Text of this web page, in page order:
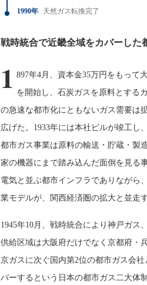
1990年 天然ガス転換完了
戦時統合で近畿全域をカバーした
1 897年4月、資本金35万円をもって
を開始し、石炭ガスを原料とする
の急速な都市化にともないガス需要は
広げた。1933年には本社ビルが竣工し
都市ガス事業は原料の輸送・貯蔵・製
家の機器にまで踏み込んだ面倒を見る
電気と並ぶ都市インフラでありながら
業モデルが、関西経済圏の拡大と並走
1945年10月、戦時統合により神戸ガス
供給区域は大阪府だけでなく京都府・
京ガスに次ぐ国内第2位の都市ガス会
バーするという日本の都市ガス二大体